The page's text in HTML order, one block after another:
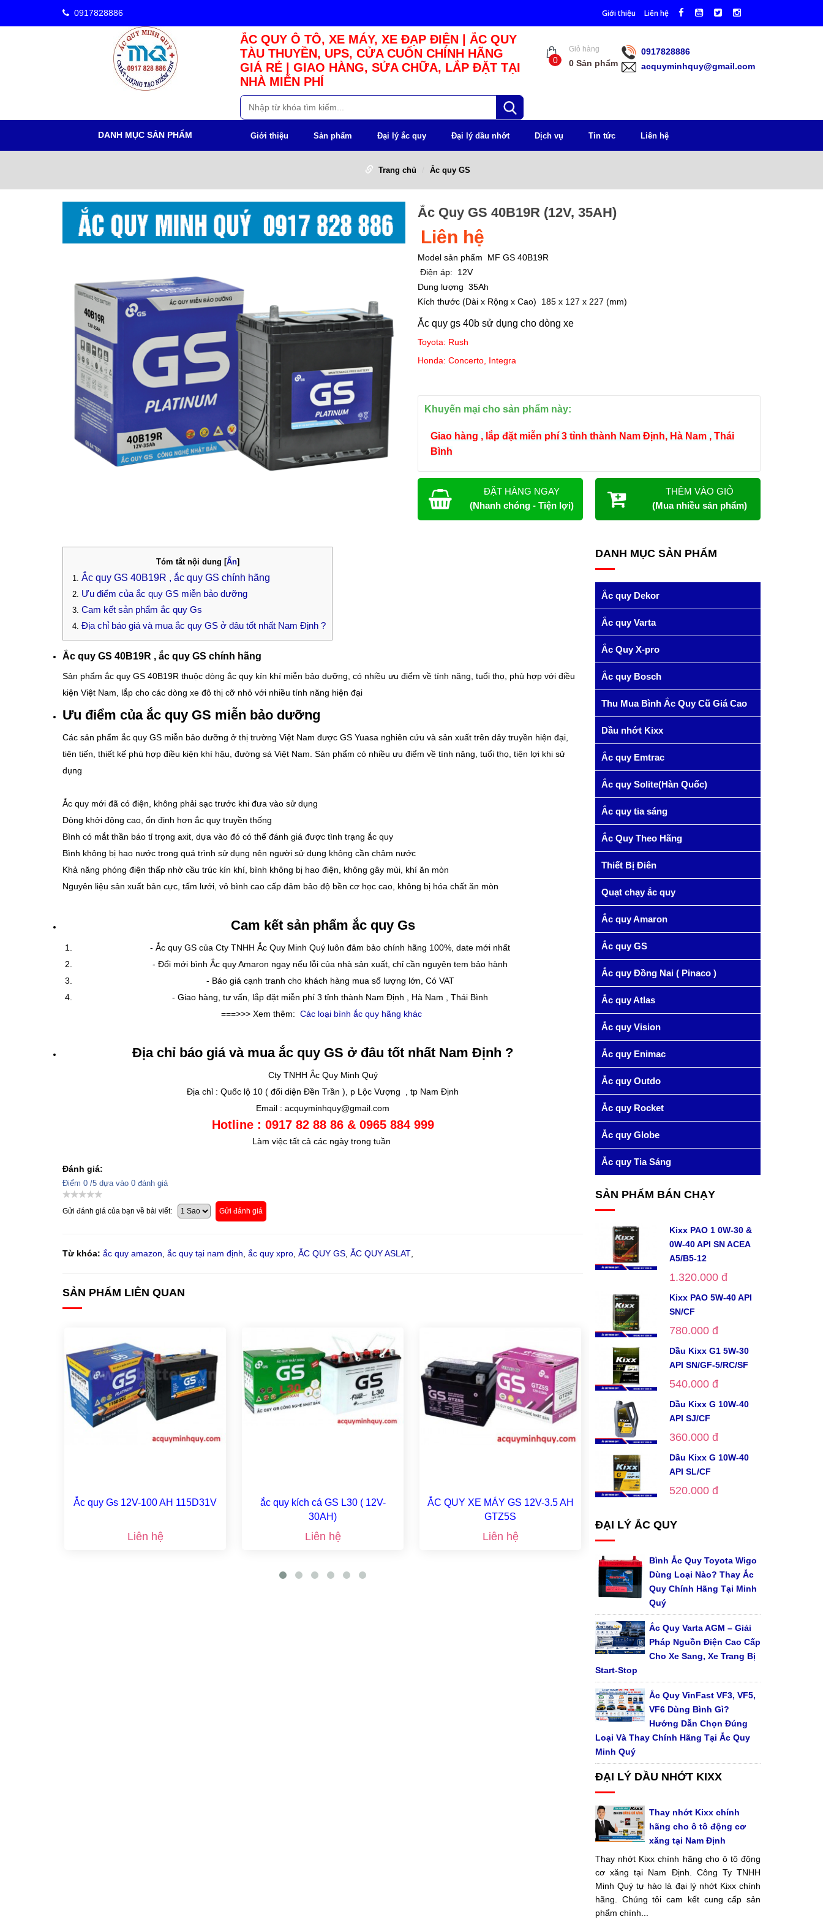
0917828886 Giới thiệu Liên hệ
ẮC QUY Ô TÔ, XE MÁY, XE ĐẠP ĐIỆN | ẮC QUY
TÀU THUYỀN, UPS, CỬA CUỐN CHÍNH HÃNG
GIÁ RẺ | GIAO HÀNG, SỬA CHỮA, LẮP ĐẶT TẠI
NHÀ MIỄN PHÍ
0
Giỏ hàng
0Sản phẩm
0917828886
acquyminhquy@gmail.com
DANH MỤC SẢN PHẨM Giới thiệu Sản phẩm Đại lý ắc quy Đại lý dầu nhớt Dịch vụ Tin tức Liên hệ
Trang chủ Ắc quy GS
Ắc Quy GS 40B19R (12V, 35AH)
Liên hệ
Model sản phẩm
MF GS 40B19R
Điện áp:
12V
Dung lượng 35Ah
Kích thước (Dài x Rộng x Cao)
185 x 127 x 227 (mm)
Ắc quy gs 40b sử dụng cho dòng xe
Toyota: Rush
Honda: Concerto, Integra
Khuyến mại cho sản phẩm này:
Giao hàng , lắp đặt miễn phí 3 tỉnh thành Nam Định, Hà Nam , Thái
Bình
ĐẶT HÀNG NGAY
(Nhanh chóng - Tiện lợi)
THÊM VÀO GIỎ
(Mua nhiều sản phẩm)
Tóm tắt nội dung [Ẩn]
Ắc quy GS 40B19R , ắc quy GS chính hãng
Ưu điểm của ắc quy GS miễn bảo dưỡng
Cam kết sản phẩm ắc quy Gs
Địa chỉ báo giá và mua ắc quy GS ở đâu tốt nhất Nam Định ?
Ắc quy GS 40B19R , ắc quy GS chính hãng
Sản phẩm ắc quy GS 40B19R thuộc dòng ắc quy kín khí miễn bảo dưỡng, có nhiều ưu điểm về tính năng, tuổi thọ, phù hợp với điều
kiện Việt Nam, lắp cho các dòng xe đô thị cỡ nhỏ với nhiều tính năng hiện đại
Ưu điểm của ắc quy GS miễn bảo dưỡng
Các sản phẩm ắc quy GS miễn bảo dưỡng ở thị trường Việt Nam được GS Yuasa nghiên cứu và sản xuất trên dây truyền hiện đại,
tiên tiến, thiết kế phù hợp điều kiện khí hậu, đường sá Việt Nam. Sản phẩm có nhiều ưu điểm về tính năng, tuổi thọ, tiện lợi khi sử
dụng
Ắc quy mới đã có điện, không phải sạc trước khi đưa vào sử dụng
Dòng khởi động cao, ổn định hơn ắc quy truyền thống
Bình có mắt thần báo tỉ trọng axit, dựa vào đó có thể đánh giá được tình trạng ắc quy
Bình không bị hao nước trong quá trình sử dụng nên người sử dụng không cần châm nước
Khả năng phóng điện thấp nhờ cầu trúc kín khí, bình không bị hao điện, không gây mùi, khí ăn mòn
Nguyên liệu sản xuất bản cực, tấm lưới, vỏ bình cao cấp đảm bảo độ bền cơ học cao, không bị hóa chất ăn mòn
Cam kết sản phẩm ắc quy Gs
- Ắc quy GS của Cty TNHH Ắc Quy Minh Quý luôn đảm bảo chính hãng 100%, date mới nhất
- Đổi mới bình Ắc quy Amaron ngay nếu lỗi của nhà sản xuất, chỉ cần nguyên tem bảo hành
- Báo giá cạnh tranh cho khách hàng mua số lượng lớn, Có VAT
- Giao hàng, tư vấn, lắp đặt miễn phí 3 tỉnh thành Nam Định , Hà Nam , Thái Bình
===>>> Xem thêm: Các loại bình ắc quy hãng khác
Địa chỉ báo giá và mua ắc quy GS ở đâu tốt nhất Nam Định ?
Cty TNHH Ắc Quy Minh Quý
Địa chỉ : Quốc lộ 10 ( đối diện Đền Trần ), p Lộc Vượng , tp Nam Định
Email : acquyminhquy@gmail.com
Hotline : 0917 82 88 86 & 0965 884 999
Làm việc tất cả các ngày trong tuần
Đánh giá:
Điểm 0 /5 dựa vào 0 đánh giá
Gửi đánh giá của bạn về bài viết: Gửi đánh giá
Từ khóa: ắc quy amazon ắc quy tại nam định ắc quy xpro ẮC QUY GS ẮC QUY ASLAT
SẢN PHẨM LIÊN QUAN
Ắc quy Gs 12V-100 AH 115D31V
Liên hệ
ắc quy kích cá GS L30 ( 12V-
30AH)
Liên hệ
ẮC QUY XE MÁY GS 12V-3.5 AH
GTZ5S
Liên hệ
DANH MỤC SẢN PHẨM
Ắc quy Dekor
Ắc quy Varta
Ắc Quy X-pro
Ắc quy Bosch
Thu Mua Bình Ắc Quy Cũ Giá Cao
Dầu nhớt Kixx
Ắc quy Emtrac
Ắc quy Solite(Hàn Quốc)
Ắc quy tia sáng
Ắc Quy Theo Hãng
Thiết Bị Điên
Quạt chạy ắc quy
Ắc quy Amaron
Ắc quy GS
Ắc quy Đồng Nai ( Pinaco )
Ắc quy Atlas
Ắc quy Vision
Ắc quy Enimac
Ắc quy Outdo
Ắc quy Rocket
Ắc quy Globe
Ắc quy Tia Sáng
SẢN PHẨM BÁN CHẠY
Kixx PAO 1 0W-30 &
0W-40 API SN ACEA
A5/B5-12
1.320.000 đ
Kixx PAO 5W-40 API
SN/CF
780.000 đ
Dầu Kixx G1 5W-30
API SN/GF-5/RC/SF
540.000 đ
Dầu Kixx G 10W-40
API SJ/CF
360.000 đ
Dầu Kixx G 10W-40
API SL/CF
520.000 đ
ĐẠI LÝ ẮC QUY
Bình Ắc Quy Toyota Wigo
Dùng Loại Nào? Thay Ắc
Quy Chính Hãng Tại Minh
Quý
Ắc Quy Varta AGM – Giải
Pháp Nguồn Điện Cao Cấp
Cho Xe Sang, Xe Trang Bị
Start-Stop
Ắc Quy VinFast VF3, VF5,
VF6 Dùng Bình Gì?
Hướng Dẫn Chọn Đúng
Loại Và Thay Chính Hãng Tại Ắc Quy
Minh Quý
ĐẠI LÝ DẦU NHỚT KIXX
Thay nhớt Kixx chính
hãng cho ô tô động cơ
xăng tại Nam Định
Thay nhớt Kixx chính hãng cho ô tô động
cơ xăng tại Nam Định. Công Ty TNHH
Minh Quý tự hào là đại lý nhớt Kixx chính
hãng. Chúng tôi cam kết cung cấp sản
phẩm chính...